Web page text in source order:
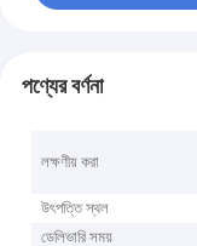
পণ্যের বর্ণনা
লক্ষণীয় করা
উৎপত্তি স্থল
ডেলিভারি সময়